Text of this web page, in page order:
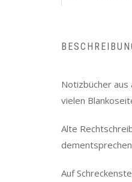
Notizbücher aus
vielen
Alte
Auf